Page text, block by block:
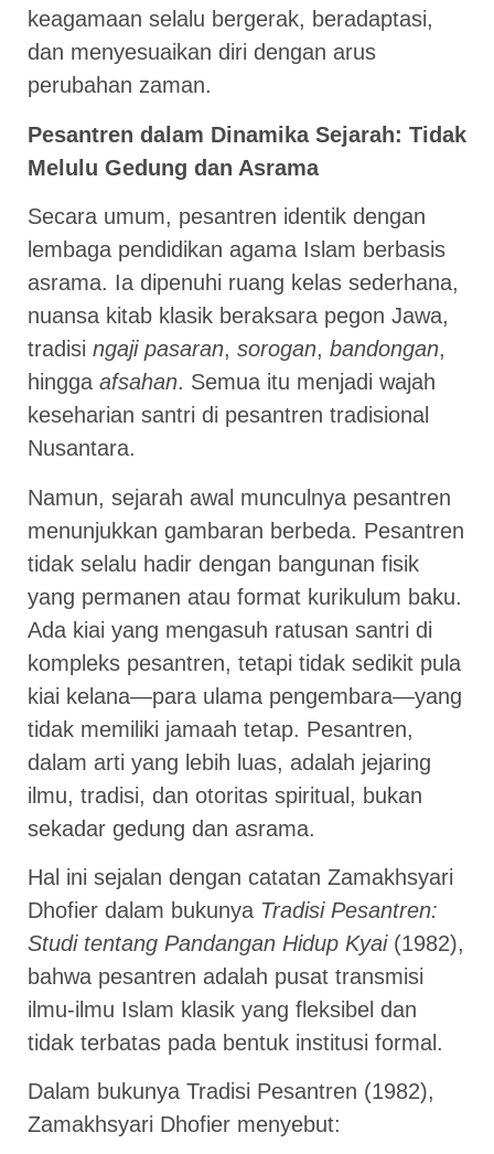
keagamaan selalu bergerak, beradaptasi,
dan menyesuaikan diri dengan arus
perubahan zaman.
Pesantren dalam Dinamika Sejarah: Tidak
Melulu Gedung dan Asrama
Secara umum, pesantren identik dengan
lembaga pendidikan agama Islam berbasis
asrama. Ia dipenuhi ruang kelas sederhana,
nuansa kitab klasik beraksara pegon Jawa,
tradisi ngaji pasaran, sorogan, bandongan,
hingga afsahan. Semua itu menjadi wajah
keseharian santri di pesantren tradisional
Nusantara.
Namun, sejarah awal munculnya pesantren
menunjukkan gambaran berbeda. Pesantren
tidak selalu hadir dengan bangunan fisik
yang permanen atau format kurikulum baku.
Ada kiai yang mengasuh ratusan santri di
kompleks pesantren, tetapi tidak sedikit pula
kiai kelana—para ulama pengembara—yang
tidak memiliki jamaah tetap. Pesantren,
dalam arti yang lebih luas, adalah jejaring
ilmu, tradisi, dan otoritas spiritual, bukan
sekadar gedung dan asrama.
Hal ini sejalan dengan catatan Zamakhsyari
Dhofier dalam bukunya Tradisi Pesantren:
Studi tentang Pandangan Hidup Kyai(1982),
bahwa pesantren adalah pusat transmisi
ilmu-ilmu Islam klasik yang fleksibel dan
tidak terbatas pada bentuk institusi formal.
Dalam bukunya Tradisi Pesantren (1982),
Zamakhsyari Dhofier menyebut: